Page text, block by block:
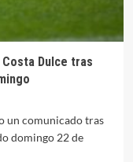
Dulce tras
un comunicado tras
domingo 22 de